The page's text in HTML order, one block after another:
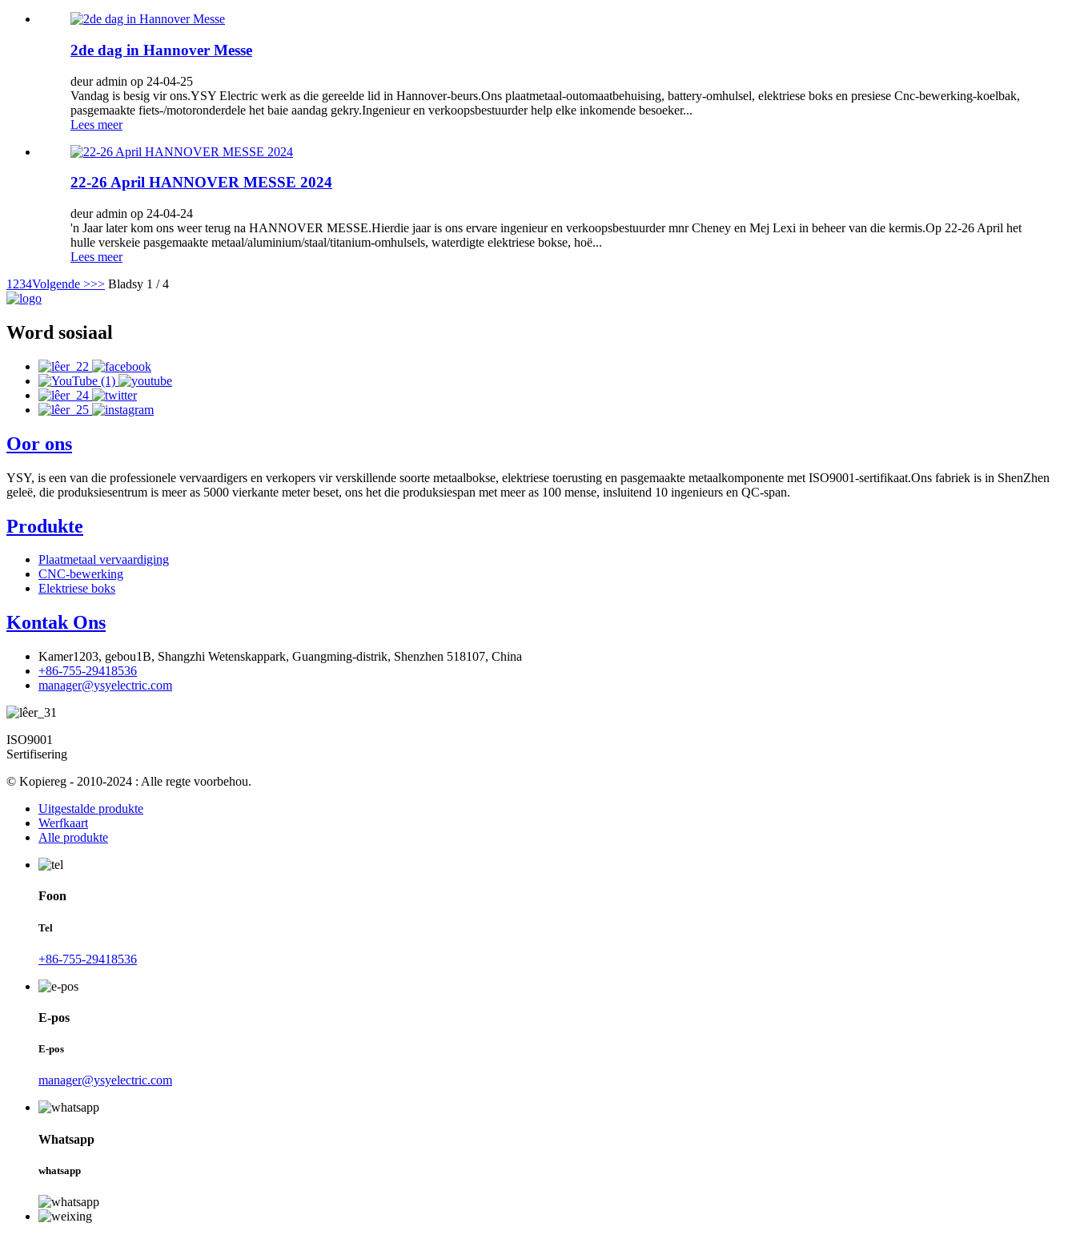
2de dag in Hannover Messe
deur admin op 24-04-25
Vandag is besig vir ons.YSY Electric werk as die gereelde lid in Hannover-beurs.Ons plaatmetaal-outomaatbehuising, battery-omhulsel, elektriese boks en presiese Cnc-bewerking-koelbak,
pasgemaakte fiets-/motoronderdele het baie aandag gekry.Ingenieur en verkoopsbestuurder help elke inkomende besoeker...
Lees meer
22-26 April HANNOVER MESSE 2024
deur admin op 24-04-24
'n Jaar later kom ons weer terug na HANNOVER MESSE.Hierdie jaar is ons ervare ingenieur en verkoopsbestuurder mnr Cheney en Mej Lexi in beheer van die kermis.Op 22-26 April het
hulle verskeie pasgemaakte metaal/aluminium/staal/titanium-omhulsels, waterdigte elektriese bokse, hoë...
Lees meer
1 234Volgende >>> Bladsy 1 / 4
Word sosiaal
Oor ons
YSY, is een van die professionele vervaardigers en verkopers vir verskillende soorte metaalbokse, elektriese toerusting en pasgemaakte metaalkomponente met ISO9001-sertifikaat.Ons fabriek is in ShenZhen
geleë, die produksiesentrum is meer as 5000 vierkante meter beset, ons het die produksiespan met meer as 100 mense, insluitend 10 ingenieurs en QC-span.
Produkte
Plaatmetaal vervaardiging
CNC-bewerking
Elektriese boks
Kontak Ons
Kamer1203, gebou1B, Shangzhi Wetenskappark, Guangming-distrik, Shenzhen 518107, China
+86-755-29418536
manager@ysyelectric.com
ISO9001
Sertifisering
© Kopiereg - 2010-2024 : Alle regte voorbehou.
Uitgestalde produkte
Werfkaart
Alle produkte
Foon
Tel
+86-755-29418536
E-pos
E-pos
manager@ysyelectric.com
Whatsapp
whatsapp